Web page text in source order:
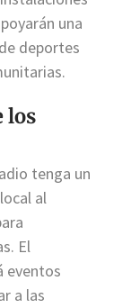
una
deportes
los
tenga un
al
El
eventos
a las